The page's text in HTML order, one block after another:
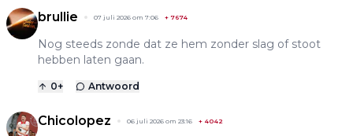
brullie 07 juli 2026 om 7:06 + 7674
Nog steeds zonde dat ze hem zonder slag of stoot
hebben laten gaan.
0+ Antwoord
Chicolopez 06 juli 2026 om 23:16 + 4042